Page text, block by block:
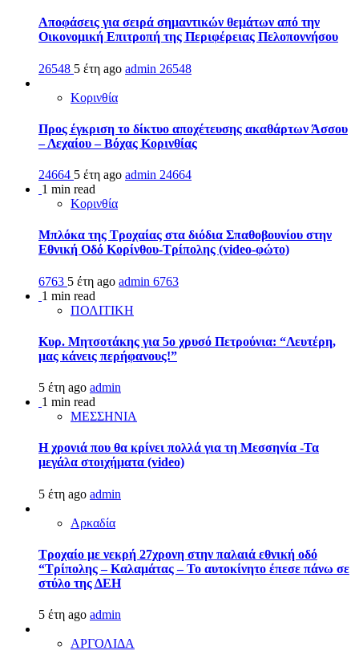
Αποφάσεις για σειρά σημαντικών θεμάτων από την
Οικονομική Επιτροπή της Περιφέρειας Πελοποννήσου
26548 5 έτη ago admin 26548
Κορινθία
Προς έγκριση το δίκτυο αποχέτευσης ακαθάρτων Άσσου
– Λεχαίου – Βόχας Κορινθίας
24664 5 έτη ago admin 24664
1 min read
Κορινθία
Μπλόκα της Τροχαίας στα διόδια Σπαθοβουνίου στην
Εθνική Οδό Κορίνθου-Τρίπολης (video-φώτο)
6763 5 έτη ago admin 6763
1 min read
ΠΟΛΙΤΙΚΗ
Κυρ. Μητσοτάκης για 5ο χρυσό Πετρούνια: “Λευτέρη,
μας κάνεις περήφανους!”
5 έτη ago admin
1 min read
ΜΕΣΣΗΝΙΑ
Η χρονιά που θα κρίνει πολλά για τη Μεσσηνία -Τα
μεγάλα στοιχήματα (video)
5 έτη ago admin
Αρκαδία
Τροχαίο με νεκρή 27χρονη στην παλαιά εθνική οδό
“Τρίπολης – Καλαμάτας – Το αυτοκίνητο έπεσε πάνω σε
στύλο της ΔΕΗ
5 έτη ago admin
ΑΡΓΟΛΙΔΑ